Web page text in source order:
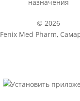
назначения
© 2026
Fenix Med Pharm,